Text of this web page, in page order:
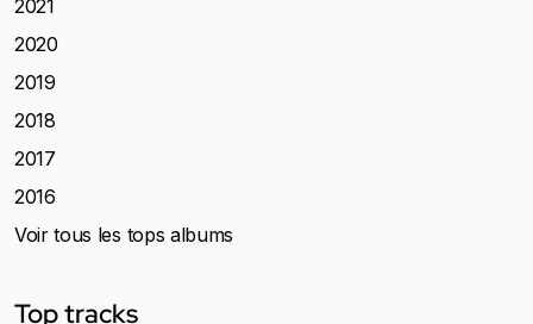
2021
2020
2019
2018
2017
2016
Voir tous les tops albums
Top tracks